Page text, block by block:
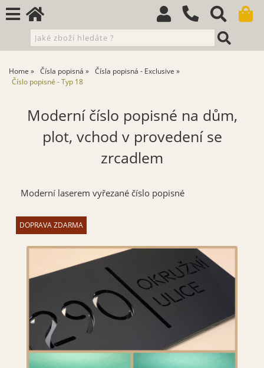
Home Čísla popisná
Čísla popisná - Exclusive
Číslo popisné - Typ 18
Moderní číslo popisné na dům,
plot, vchod v provedení se
zrcadlem
Moderní laserem vyřezané číslo popisné